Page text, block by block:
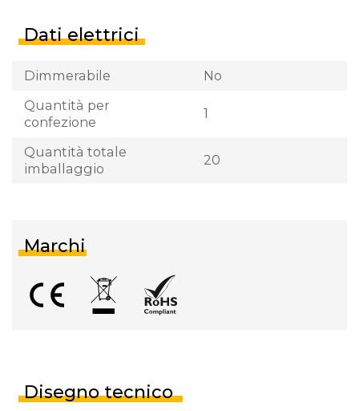
Dati elettrici
Dimmerabile
No
Quantità per
confezione
1
Quantità totale
imballaggio
20
Marchi
Disegno tecnico